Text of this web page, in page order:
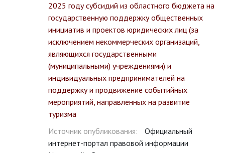
2025 году субсидий из областного бюджета на
государственную поддержку общественных
инициатив и проектов юридических лиц (за
исключением некоммерческих организаций,
являющихся государственными
(муниципальными) учреждениями) и
индивидуальных предпринимателей на
поддержку и продвижение событийных
мероприятий, направленных на развитие
туризма
Источник опубликования:
Официальный
интернет-портал правовой информации